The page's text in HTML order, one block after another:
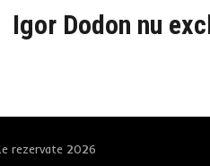
Igor Dodon nu
rezervate 2026